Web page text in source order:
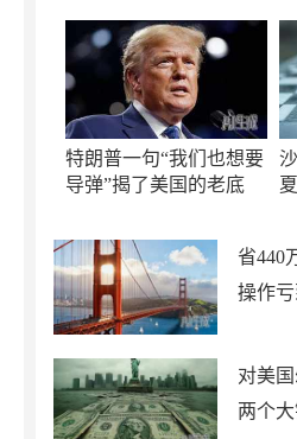
特朗普一句“我们也想要
导弹”揭了美国的老底
省440
操作亏
对美
两个大